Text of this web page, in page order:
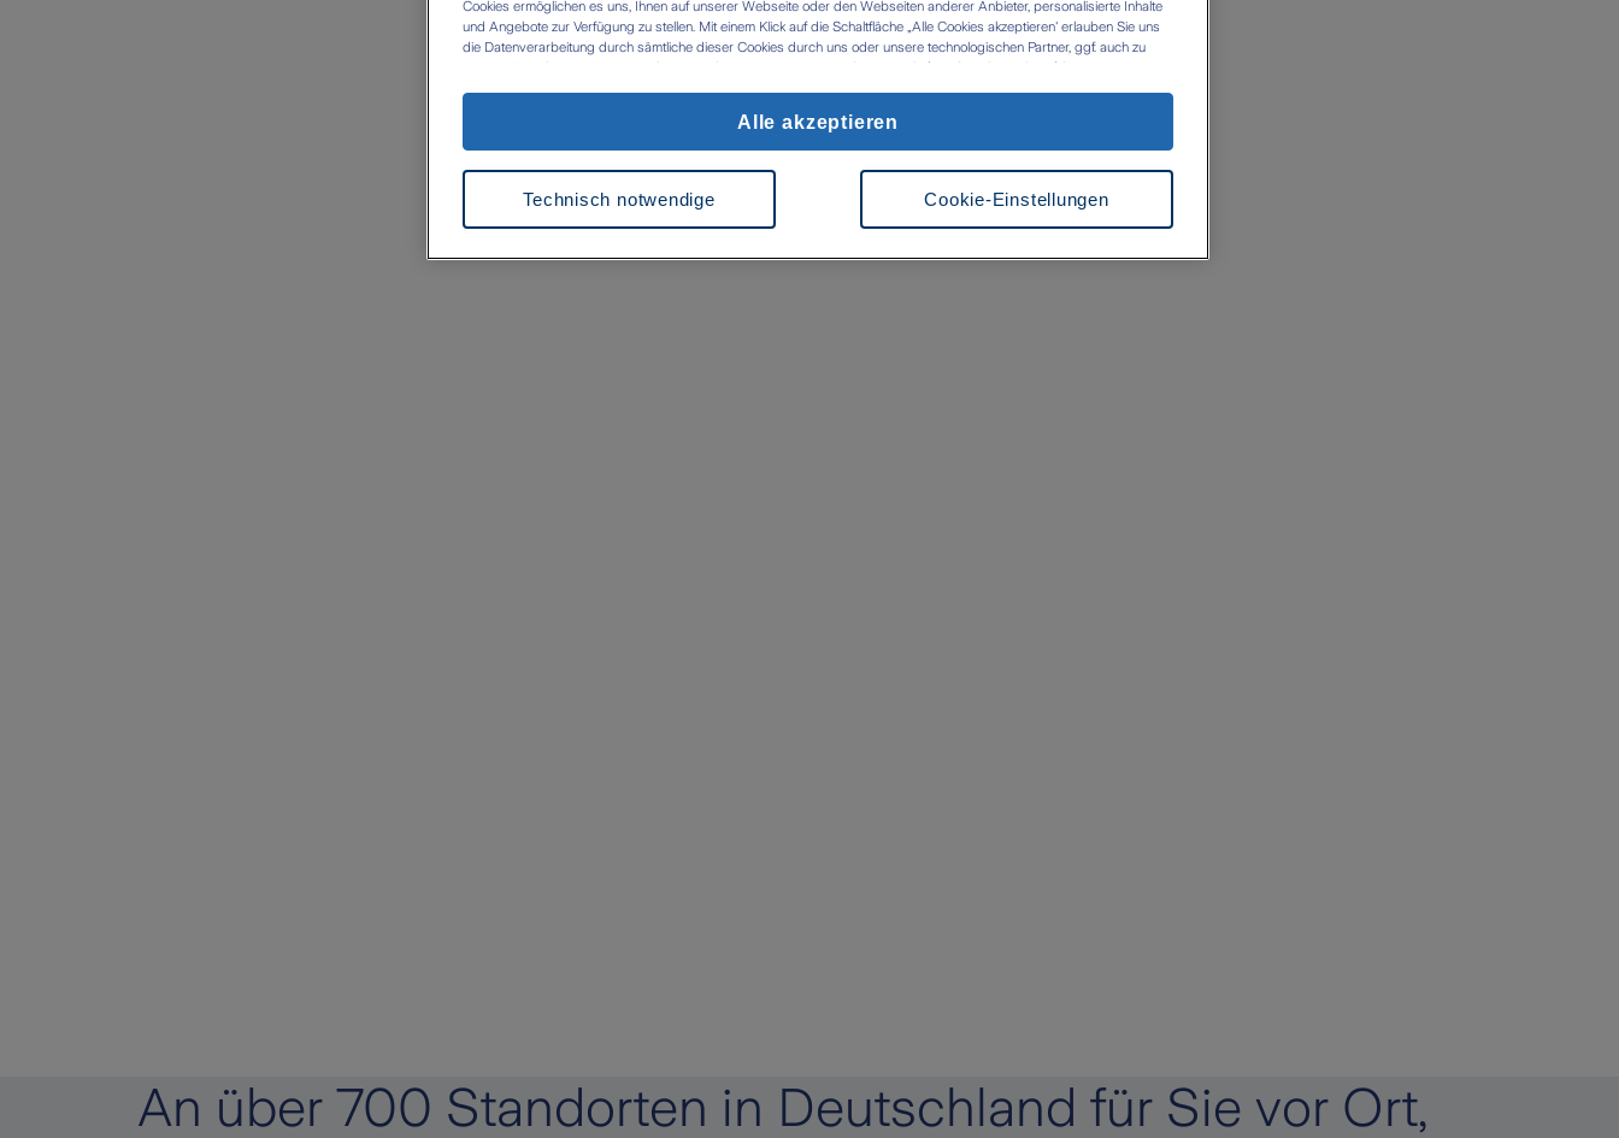
An über 700 Standorten in Deutschland für Sie vor Ort,
Cookies ermöglichen es uns, Ihnen auf unserer Webseite oder den Webseiten anderer Anbieter, personalisierte Inhalte
und Angebote zur Verfügung zu stellen. Mit einem Klick auf die Schaltfläche „Alle Cookies akzeptieren' erlauben Sie uns
die Datenverarbeitung durch sämtliche dieser Cookies durch uns oder unsere technologischen Partner, ggf. auch zu
eigenen Zwecken. Im Zusammenhang mit der Nutzung von Drittanbieter-Tools (z.B. Google Analytics) kann es zu einer
durchgesetzt werden können- Ihre Einwilligung können Sie jederzeit über die Cookie Einstellungen mit Wirkung für die
Zukunft widerrufen. Weitere Informationen zu Cookies und der Widerrufsmöglichkeit finden Sie unter den folgenden Links
Datenschutz Impressum
Cookie-Einstellungen
Technisch notwendige
Alle akzeptieren